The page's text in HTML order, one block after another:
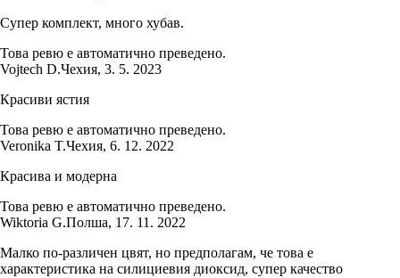
Супер комплект, много хубав.
Това ревю е автоматично преведено.
Vojtech D.Чехия, 3. 5. 2023
Красиви ястия
Това ревю е автоматично преведено.
Veronika T.Чехия, 6. 12. 2022
Красива и модерна
Това ревю е автоматично преведено.
Wiktoria G.Полша, 17. 11. 2022
Малко по-различен цвят, но предполагам, че това е
характеристика на силициевия диоксид, супер качество